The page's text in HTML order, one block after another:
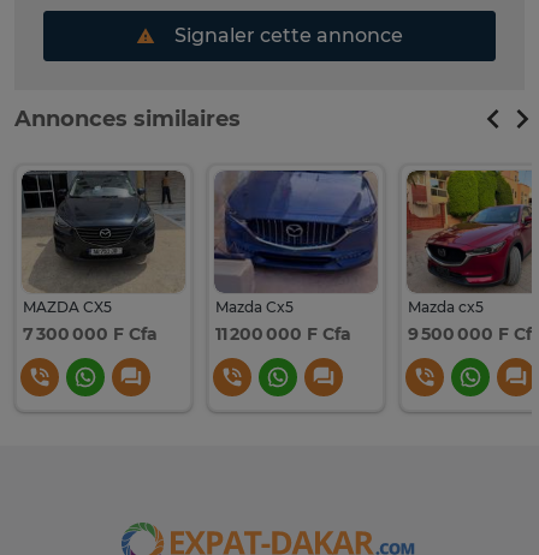
Signaler cette annonce
Annonces similaires
MAZDA CX5
7 300 000 F Cfa
Mazda Cx5
11 200 000 F Cfa
Mazda cx5
9 500 000 F